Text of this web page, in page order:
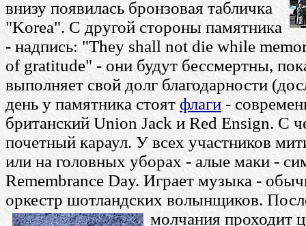
внизу появилась бронзовая табличка
"Korea". С другой стороны памятника
- надпись: "They shall not die while
of gratitude" - они будут бессмертны,
выполняет свой долг благодарности
день у памятника стоят флаги -
британский Union Jack и Red Ensign. С
почетный караул. У всех участников
или на головных уборах - алые маки -
Remembrance Day. Играет музыка -
оркестр шотландских волынщиков.
молчания проходит